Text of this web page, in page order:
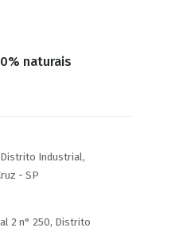
naturais
Industrial,
- SP
2 n° 250, Distrito